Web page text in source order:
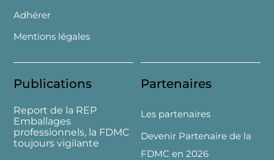
Adhérer
Mentions légales
Publications
Report de la REP
Emballages
professionnels, la FDMC
toujours vigilante
Partenaires
Les partenaires
Devenir Partenaire de la
FDMC en 2026